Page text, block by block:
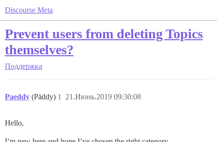
Discourse Meta
Prevent users from deleting Topics
themselves?
Поддержка
Paeddy (Päddy) 21.Июнь.2019 09:30:08
1
Hello,